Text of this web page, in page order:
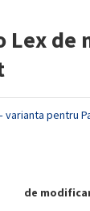
Lex de
– varianta pentru
de